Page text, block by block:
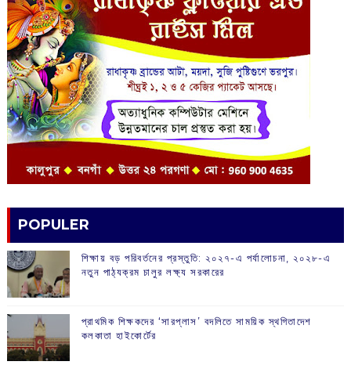
POPULER
শিক্ষায় বড় পরিবর্তনের প্রস্তুতি: ২০২৭-এ পর্যালোচনা, ২০২৮-এ
নতুন পাঠ্যক্রম চালুর লক্ষ্য সরকারের
প্রাথমিক শিক্ষকদের ‘সারপ্লাস’ বদলিতে সাময়িক স্থগিতাদেশ
কলকাতা হাইকোর্টের